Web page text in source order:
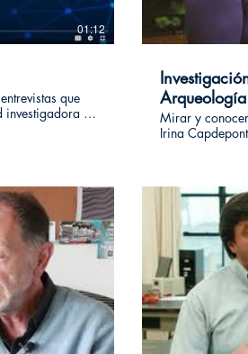
01:12
que
investigadora a
Arqueología
Mirar y
Irina
carta, es una
difundir la